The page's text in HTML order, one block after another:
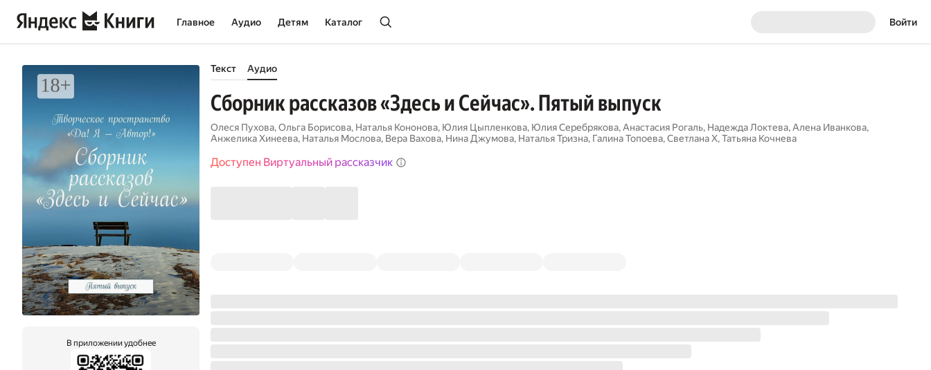
Главное Аудио Детям Каталог Войти
В приложении удобнее
Текст Аудио
Сборник рассказов «Здесь и Сейчас». Пятый выпуск
Олеся Пухова,Ольга Борисова, Наталья Кононова, Юлия Цыпленкова, Юлия Серебрякова,Анастасия Рогаль, Надежда Локтева,Алена Иванкова,
Анжелика Хинеева, Наталья Мослова, Вера Вахова, Нина Джумова, Наталья Тризна, Галина Топоева,Светлана Х,Татьяна Кочнева
Доступен Виртуальный рассказчик